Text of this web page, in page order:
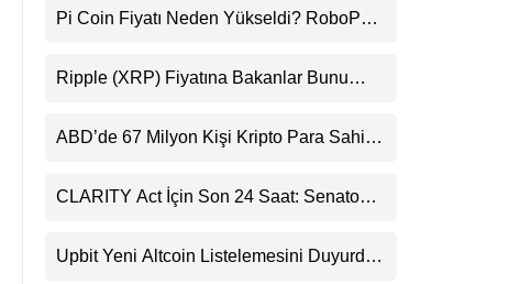
Pi Coin Fiyatı Neden Yükseldi? RoboPay
Destekledi
Ripple (XRP) Fiyatına Bakanlar Bunu
Uyarı
ABD’de 67 Milyon Kişi Kripto Para Sahibi:
CLARITY Act İçin Son 24 Saat: Senato
Beklentisini Bozabilir
Upbit Yeni Altcoin Listelemesini Duyurdu: